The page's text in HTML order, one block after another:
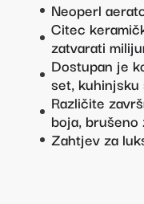
Neoperl
Citec
zatvarati
Dostupan je
set, kuhinjsku
Različite
boja, brušeno
Zahtjev za